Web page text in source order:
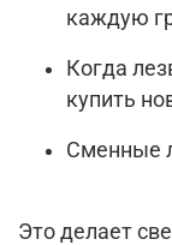
каждую
Когда
купить
Сменные
Это делает